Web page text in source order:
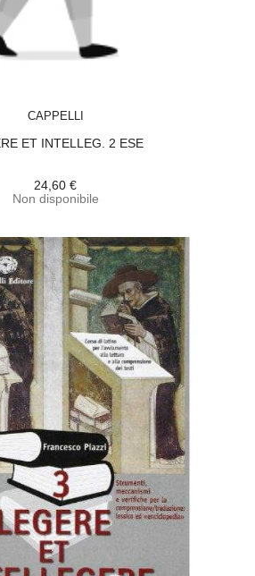
CAPPELLI
ET INTELLEG. 2 ESE
24,60 €
Non disponibile